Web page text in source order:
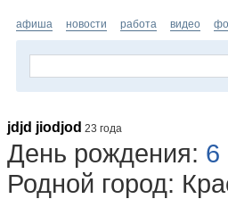
афиша новости работа видео
jdjd jiodjod 23 года
День рождения: 6
Родной город: